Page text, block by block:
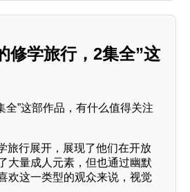
修学旅行，2集全”这
旅行展开，展现了他们在开放
大量成人元素，但也通过幽默
欢这一类型的观众来说，视觉